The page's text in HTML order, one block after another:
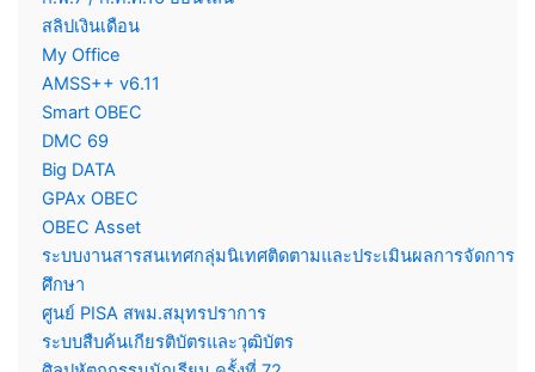
สลิปเงินเดือน
My Office
AMSS++ v6.11
Smart OBEC
DMC 69
Big DATA
GPAx OBEC
OBEC Asset
ระบบงานสารสนเทศกลุ่มนิเทศติดตามและประเมินผลการจัดการ
ศึกษา
ศูนย์ PISA สพม.สมุทรปราการ
ระบบสืบค้นเกียรติบัตรและวุฒิบัตร